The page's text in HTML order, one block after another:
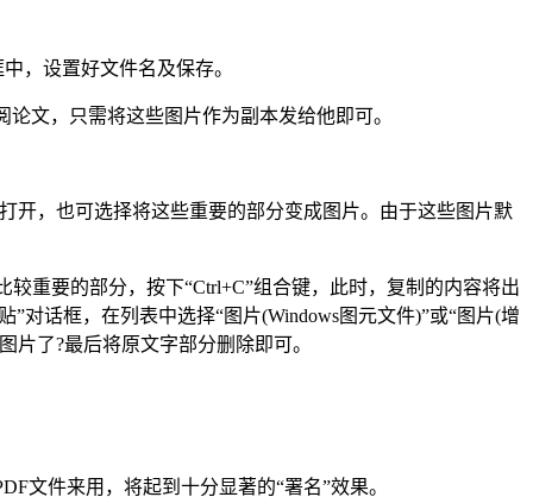
，设置好文件名及保存。
文，只需将这些图片作为副本发给他即可。
，也可选择将这些重要的部分变成图片。由于这些图片默
重要的部分，按下“Ctrl+C”组合键，此时，复制的内容将出
对话框，在列表中选择“图片(Windows图元文件)”或“图片(增
片了?最后将原文字部分删除即可。
文件来用，将起到十分显著的“署名”效果。